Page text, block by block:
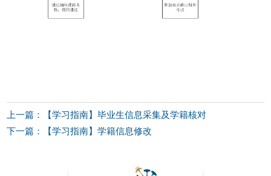
上一篇：【学习指南】毕业生信息采集及学籍核对
下一篇：【学习指南】学籍信息修改